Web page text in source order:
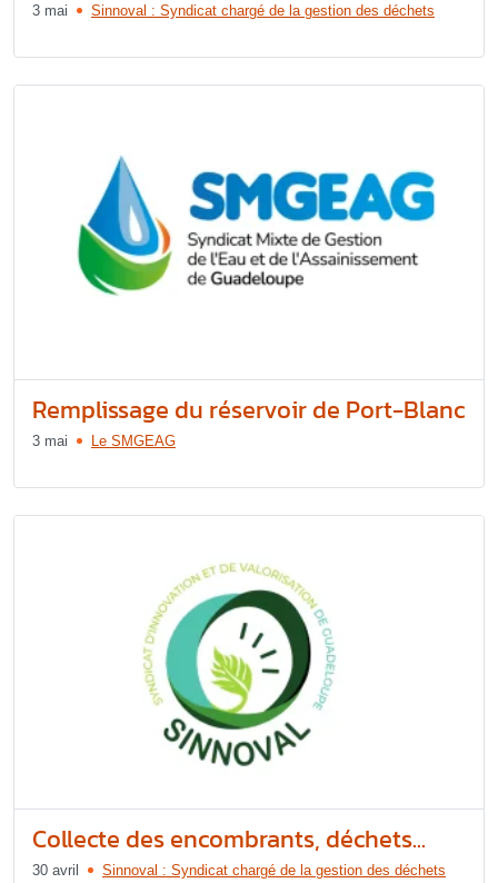
3 mai Sinnoval : Syndicat chargé de la gestion des déchets
Remplissage du réservoir de Port-Blanc
3 mai Le SMGEAG
Collecte des encombrants, déchets...
30 avril Sinnoval : Syndicat chargé de la gestion des déchets